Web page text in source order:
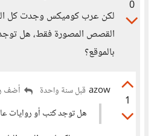
0
لكن عرب كوميكس وجدت كل
القصص المصورة فقط، هل
بالموقع؟
1
azow قبل سنة واحدة
أضف
هل توجد كتب أو روايات